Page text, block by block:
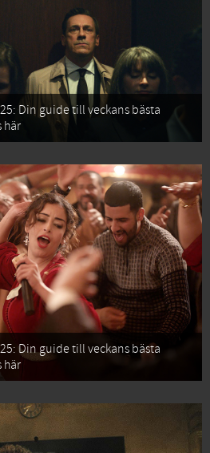
Din guide till veckans bästa
här
Din guide till veckans bästa
här